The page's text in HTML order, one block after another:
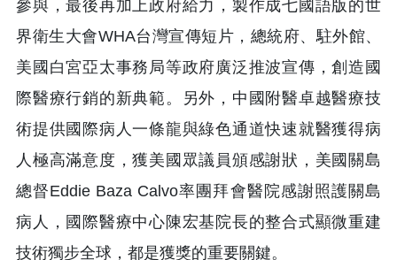
參與，最後再加上政府給力，製作成七國語版的世
界衛生大會WHA台灣宣傳短片，總統府、駐外館、
美國白宮亞太事務局等政府廣泛推波宣傳，創造國
際醫療行銷的新典範。另外，中國附醫卓越醫療技
術提供國際病人一條龍與綠色通道快速就醫獲得病
人極高滿意度，獲美國眾議員頒感謝狀，美國關島
總督Eddie Baza Calvo率團拜會醫院感謝照護關島
病人，國際醫療中心陳宏基院長的整合式顯微重建
技術獨步全球，都是獲獎的重要關鍵。